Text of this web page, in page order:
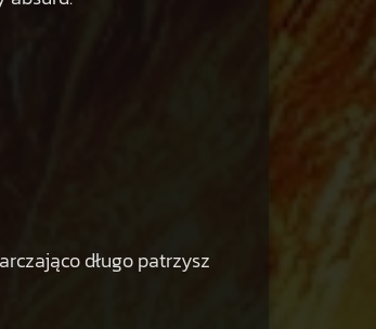
długo patrzysz